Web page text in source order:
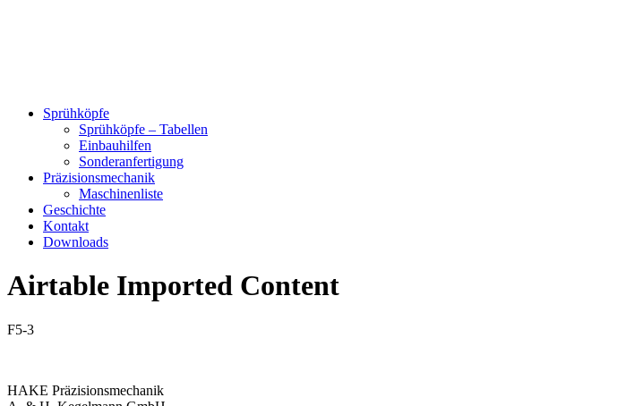
Sprühköpfe
Sprühköpfe – Tabellen
Einbauhilfen
Sonderanfertigung
Präzisionsmechanik
Maschinenliste
Geschichte
Kontakt
Downloads
Airtable Imported Content
F5-3
HAKE Präzisionsmechanik